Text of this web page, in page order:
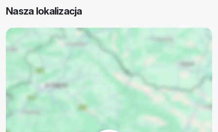
Nasza lokalizacja